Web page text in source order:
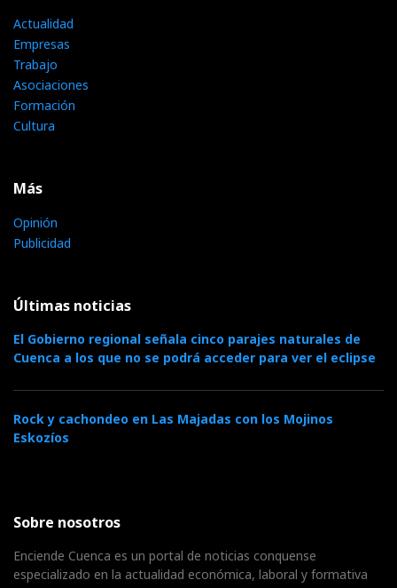
Actualidad
Empresas
Trabajo
Asociaciones
Formación
Cultura
Más
Opinión
Publicidad
Últimas noticias
El Gobierno regional señala cinco parajes naturales de
Cuenca a los que no se podrá acceder para ver el eclipse
Rock y cachondeo en Las Majadas con los Mojinos
Eskozíos
Sobre nosotros
Enciende Cuenca es un portal de noticias conquense
especializado en la actualidad económica, laboral y formativa